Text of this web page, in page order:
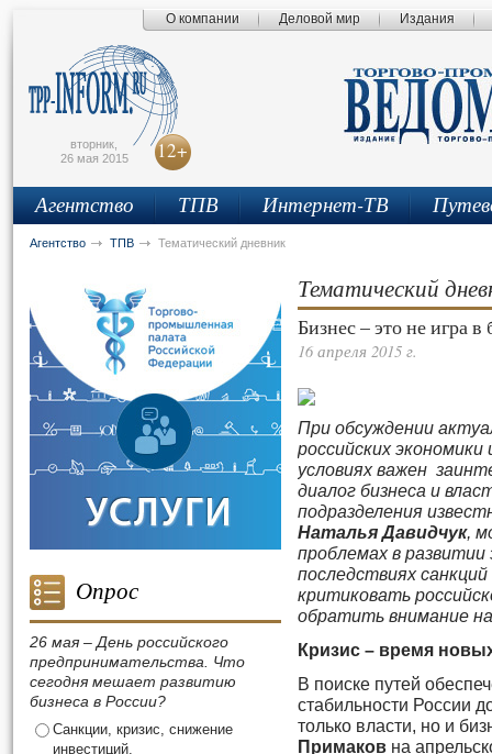
О компании Деловой мир Издания
вторник,
26 мая 2015
12+
Агентство ТПВ Интернет-ТВ
Агентство ТПВ Тематический дневник
Опрос
26 мая – День российского
предпринимательства. Что
сегодня мешает развитию
бизнеса в России?
Санкции, кризис, снижение
инвестиций.
Тематический
Бизнес – это не игра в
16 апреля 2015 г.
При обсуждении
российских
условиях важен
диалог бизнеса и
подразделения
Наталья Давидчук,
проблемах в развитии
последствиях
критиковать
обратить внимание
Кризис – время
В поиске путей
стабильности России
только власти, но и
Примаков на